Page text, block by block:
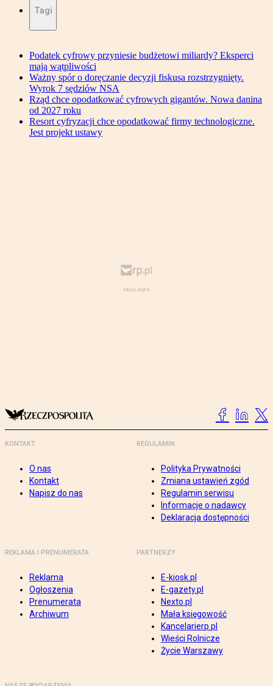
Tagi
Podatek cyfrowy przyniesie budżetowi miliardy? Eksperci
mają wątpliwości
Ważny spór o doręczanie decyzji fiskusa rozstrzygnięty.
Wyrok 7 sędziów NSA
Rząd chce opodatkować cyfrowych gigantów. Nowa danina
od 2027 roku
Resort cyfryzacji chce opodatkować firmy technologiczne.
Jest projekt ustawy
KONTAKT
O nas
Kontakt
Napisz do nas
REGULAMIN
Polityka Prywatności
Zmiana ustawień zgód
Regulamin serwisu
Informacje o nadawcy
Deklaracja dostępności
REKLAMA I PRENUMERATA
Reklama
Ogłoszenia
Prenumerata
Archiwum
PARTNERZY
E-kiosk.pl
E-gazety.pl
Nexto.pl
Mała księgowość
Kancelarierp.pl
Wieści Rolnicze
Życie Warszawy